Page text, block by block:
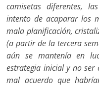
camisetas diferentes,
intento de acaparar los
mala planificación,
(a partir de la tercera
aún se mantenía en
estrategia inicial y no ser
mal acuerdo que